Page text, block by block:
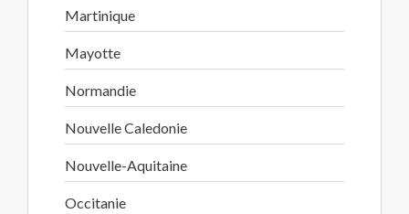
Martinique
Mayotte
Normandie
Nouvelle Caledonie
Nouvelle-Aquitaine
Occitanie